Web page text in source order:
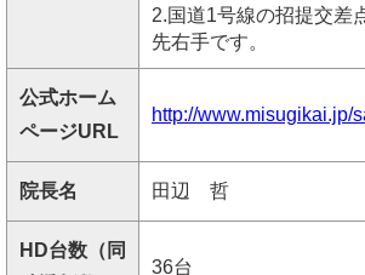
2.国道1号線の招提交差
先右手です。
公式ホーム
ページURL
http://www.misugikai.jp/
院長名 田辺 哲
HD台数（同
36台